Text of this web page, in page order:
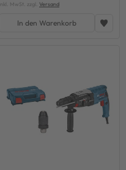
inkl. MwSt. zzgl. Versand
In den Warenkorb